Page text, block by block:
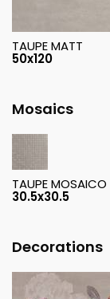
TAUPE MATT
50x120
Mosaics
TAUPE MOSAICO
30.5x30.5
Decorations